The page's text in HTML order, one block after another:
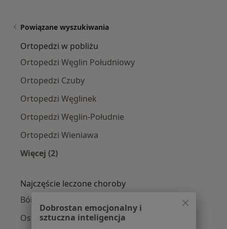
Powiązane wyszukiwania
Ortopedzi w pobliżu
Ortopedzi Węglin Południowy
Ortopedzi Czuby
Ortopedzi Węglinek
Ortopedzi Węglin-Południe
Ortopedzi Wieniawa
Więcej (2)
Najczęście leczone choroby
Ból kolana w Lublinie
Ostroga piętowa w Lublinie
Dobrostan emocjonalny i
sztuczna inteligencja